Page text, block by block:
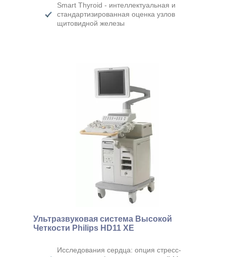
Smart Thyroid - интеллектуальная и
стандартизированная оценка узлов
щитовидной железы
Ультразвуковая система Высокой
Четкости Philips HD11 XE
Исследования сердца: опция стресс-